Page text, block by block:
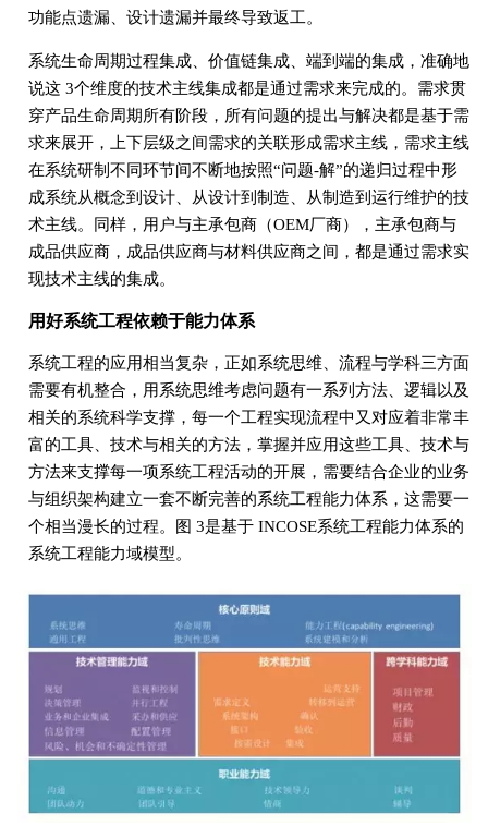
功能点遗漏、设计遗漏并最终导致返工。
系统生命周期过程集成、价值链集成、端到端的集成，准确地
说这 3个维度的技术主线集成都是通过需求来完成的。需求贯
穿产品生命周期所有阶段，所有问题的提出与解决都是基于需
求来展开，上下层级之间需求的关联形成需求主线，需求主线
在系统研制不同环节间不断地按照“问题-解”的递归过程中形
成系统从概念到设计、从设计到制造、从制造到运行维护的技
术主线。同样，用户与主承包商（OEM厂商），主承包商与
成品供应商，成品供应商与材料供应商之间，都是通过需求实
现技术主线的集成。
用好系统工程依赖于能力体系
系统工程的应用相当复杂，正如系统思维、流程与学科三方面
需要有机整合，用系统思维考虑问题有一系列方法、逻辑以及
相关的系统科学支撑，每一个工程实现流程中又对应着非常丰
富的工具、技术与相关的方法，掌握并应用这些工具、技术与
方法来支撑每一项系统工程活动的开展，需要结合企业的业务
与组织架构建立一套不断完善的系统工程能力体系，这需要一
个相当漫长的过程。图 3是基于 INCOSE系统工程能力体系的
系统工程能力域模型。